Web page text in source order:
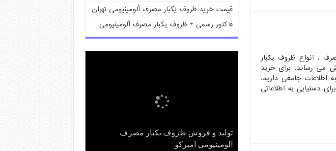
، انواع ظروف یکبار
می رساند. برای خرید
اطلاعات جامعی دارید.
دستیابی به اطلاعاتی
قیمت خرید ظروف یکبار مصرف آلومینیومی تهران
فاکتور رسمی + ظروف یکبار مصرف آلومینیومی
قیمت فروش ظروف یکبار مصرف
آلومینیومی امیرکو
تولید و فروش ظروف یکبار مصرف
آلومینیومی امیرکو
بورس فروش ظروف یکبار مصرف
آلومینیومی امیرکو
قیمت خرید ظروف یکبار مصرف آلومینیومی
تهران
فاکتور رسمی + ظروف یکبار مصرف
آلومینیومی